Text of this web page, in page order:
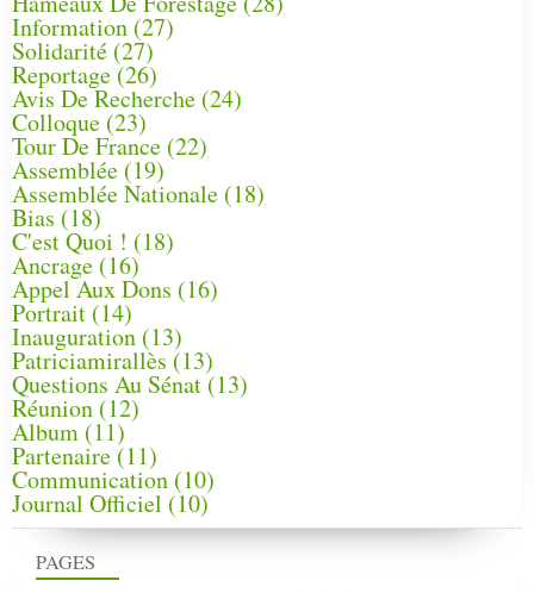
PAGES
Information (27)
Solidarité (27)
Reportage(26)
Avis De Recherche (24)
Colloque (23)
Tour De France (22)
Assemblée (19)
Assemblée Nationale (18)
Bias (18)
C'est Quoi ! (18)
Ancrage (16)
Appel Aux Dons (16)
Portrait (14)
Inauguration (13)
Patriciamirallès (13)
Questions Au Sénat(13)
Réunion (12)
Album (11)
Partenaire(11)
Communication (10)
Journal Officiel (10)